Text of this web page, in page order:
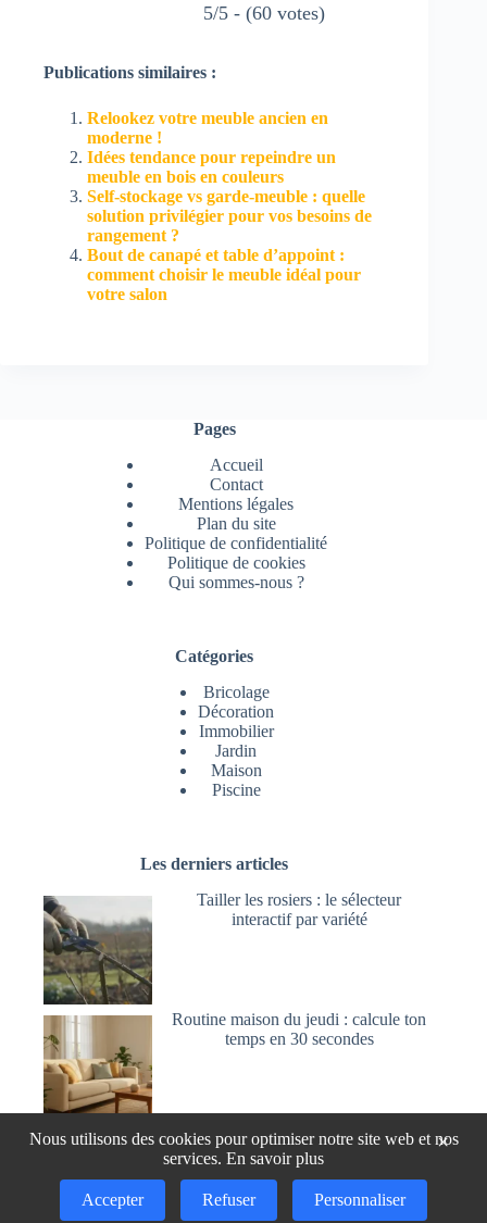
5/5 - (60 votes)
Publications similaires :
Relookez votre meuble ancien en
moderne !
Idées tendance pour repeindre un
meuble en bois en couleurs
Self-stockage vs garde-meuble : quelle
solution privilégier pour vos besoins de
rangement ?
Bout de canapé et table d’appoint :
comment choisir le meuble idéal pour
votre salon
Pages
Accueil
Contact
Mentions légales
Plan du site
Politique de confidentialité
Politique de cookies
Qui sommes-nous ?
Catégories
Bricolage
Décoration
Immobilier
Jardin
Maison
Piscine
Les derniers articles
Tailler les rosiers : le sélecteur
interactif par variété
Routine maison du jeudi : calcule ton
temps en 30 secondes
Utiliser l’acide oxalique pour blanchir
et nettoyer le bois
×
Nous utilisons des cookies pour optimiser notre site web et nos
services. En savoir plus
Accepter Refuser Personnaliser